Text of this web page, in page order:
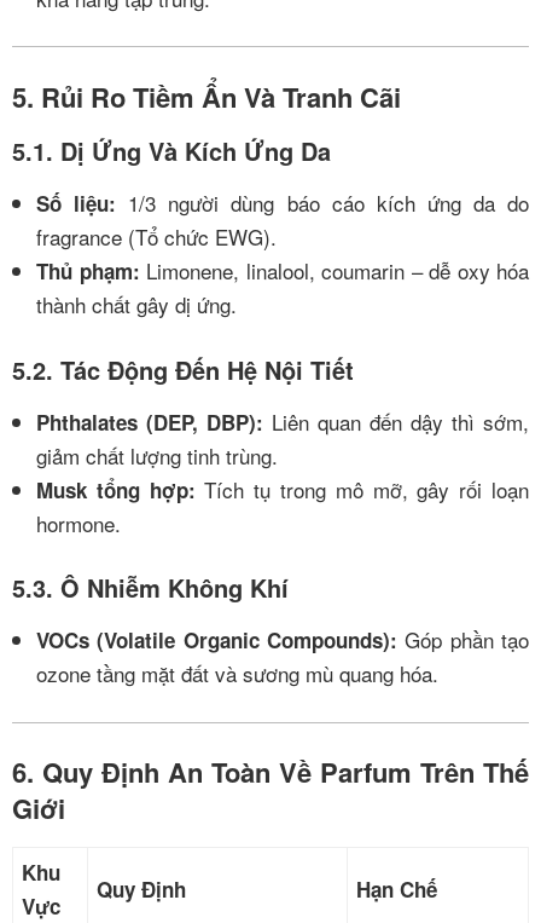
5. Rủi Ro Tiềm Ẩn Và Tranh Cãi
5.1. Dị Ứng Và Kích Ứng Da
Số liệu: 1/3 người dùng báo cáo kích ứng da do
fragrance (Tổ chức EWG).
Thủ phạm: Limonene, linalool, coumarin – dễ oxy hóa
thành chất gây dị ứng.
5.2. Tác Động Đến Hệ Nội Tiết
Phthalates (DEP, DBP): Liên quan đến dậy thì sớm,
giảm chất lượng tinh trùng.
Musk tổng hợp: Tích tụ trong mô mỡ, gây rối loạn
hormone.
5.3. Ô Nhiễm Không Khí
VOCs (Volatile Organic Compounds): Góp phần tạo
ozone tầng mặt đất và sương mù quang hóa.
6. Quy Định An Toàn Về Parfum Trên Thế
Giới
Khu
Vực
Quy Định Hạn Chế